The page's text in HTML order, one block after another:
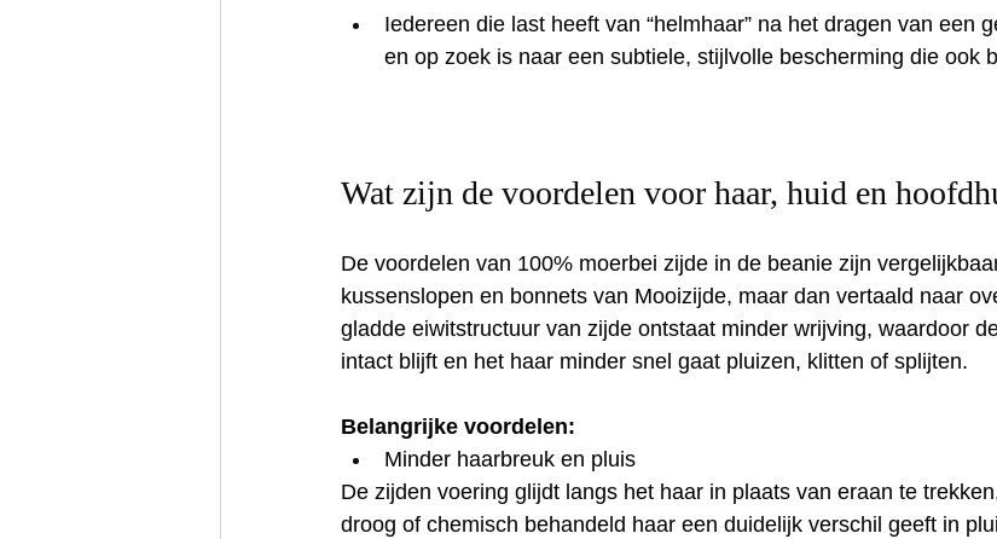
Iedereen die last heeft van “helmhaar” na het dragen van een
en op zoek is naar een subtiele, stijlvolle bescherming die ook
Wat zijn de voordelen voor haar, huid en
De voordelen van 100% moerbei zijde in de beanie zijn
kussenslopen en bonnets van Mooizijde, maar dan vertaald naar
gladde eiwitstructuur van zijde ontstaat minder wrijving, waardoor
intact blijft en het haar minder snel gaat pluizen, klitten of splijten.
Belangrijke voordelen:
Minder haarbreuk en pluis
De zijden voering glijdt langs het haar in plaats van eraan te
droog of chemisch behandeld haar een duidelijk verschil geeft in